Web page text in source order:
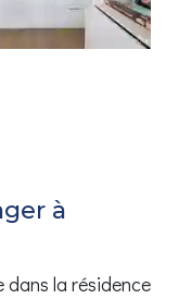
à
dans la résidence